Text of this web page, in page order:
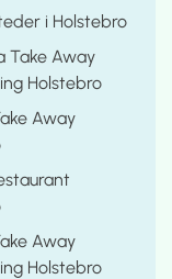
i Holstebro
Take Away
Holstebro
Away
Away
Holstebro